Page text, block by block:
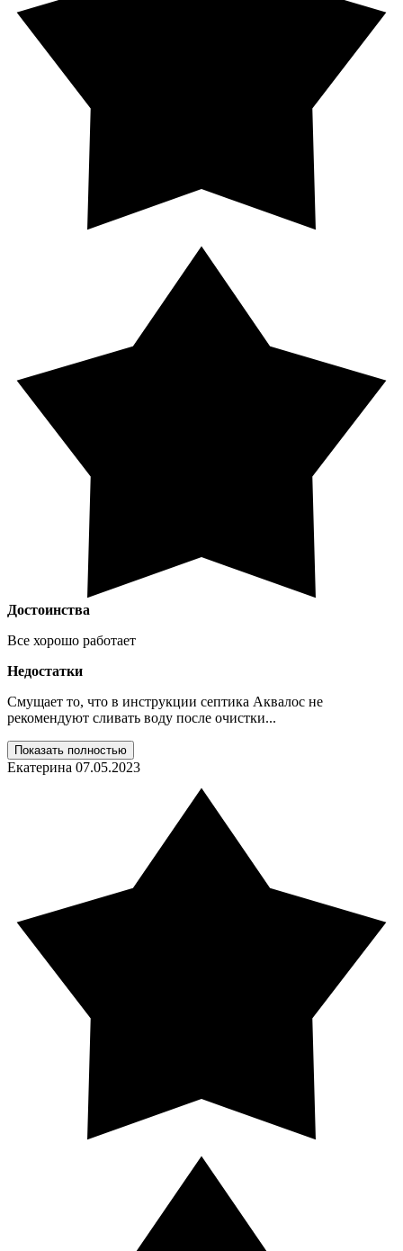
Достоинства
Все хорошо работает
Недостатки
Смущает то, что в инструкции септика Аквалос не
рекомендуют сливать воду после очистки...
Показать полностью
Екатерина 07.05.2023